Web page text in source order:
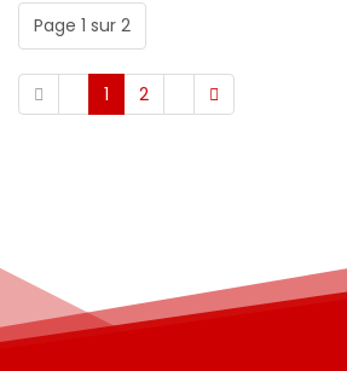
Page 1 sur 2
1 2